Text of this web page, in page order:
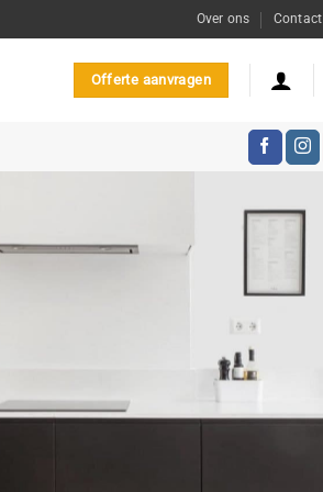
Over ons Contact
Offerte aanvragen